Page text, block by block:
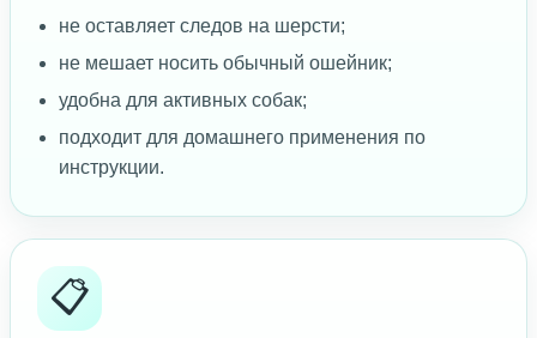
не оставляет следов на шерсти;
не мешает носить обычный ошейник;
удобна для активных собак;
подходит для домашнего применения по
инструкции.
📋